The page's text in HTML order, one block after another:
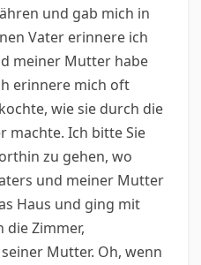
und gab mich in
Vater erinnere ich
meiner Mutter habe
erinnere mich oft
wie sie durch die
machte. Ich bitte Sie
zu gehen, wo
und meiner Mutter
Haus und ging mit
Zimmer,
Mutter. Oh, wenn